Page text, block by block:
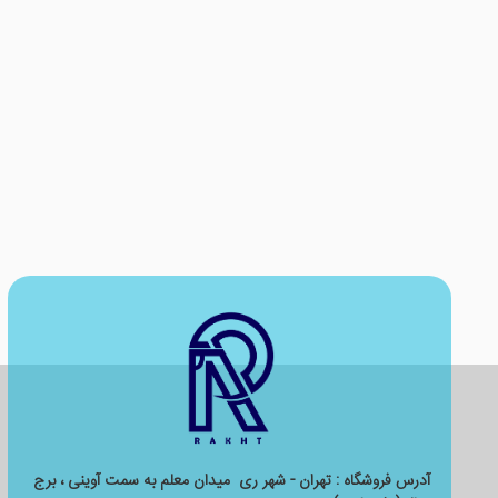
آدرس فروشگاه : تهران - شهر ری میدان معلم به سمت آوینی ، برج